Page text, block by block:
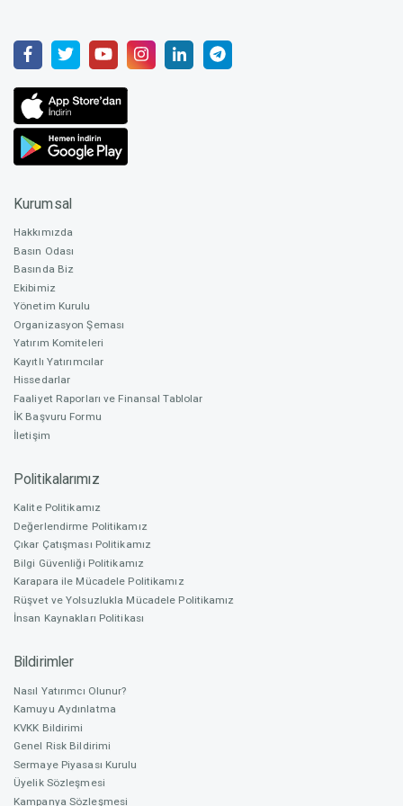
Züleyhan Baran
Muhasebe & İnsan Kaynakları
2.303
Alınan Toplam Yatırım
₺ 43.612.637
Pay Arz Oranı
Ortalama Yatırım
₺ 18.937
En Yüksek Yatırım
₺ 1.000.001
Nitelikli Yatırımcı
783
% 66,30
26.11.2024
Fonlama Bitiş
24.01.2025
Fonlama süresi sona ermiştir. Fonlama başarılı olarak
Kurumsal
Hakkımızda
Basın Odası
Basında Biz
Ekibimiz
Yönetim Kurulu
Organizasyon Şeması
Yatırım Komiteleri
Kayıtlı Yatırımcılar
Hissedarlar
Faaliyet Raporları ve Finansal Tablolar
İK Başvuru Formu
İletişim
Politikalarımız
Kalite Politikamız
Değerlendirme Politikamız
Çıkar Çatışması Politikamız
Bilgi Güvenliği Politikamız
Karapara ile Mücadele Politikamız
Rüşvet ve Yolsuzlukla Mücadele Politikamız
İnsan Kaynakları Politikası
Bildirimler
Nasıl Yatırımcı Olunur?
Kamuyu Aydınlatma
KVKK Bildirimi
Genel Risk Bildirimi
Sermaye Piyasası Kurulu
Üyelik Sözleşmesi
Kampanya Sözleşmesi